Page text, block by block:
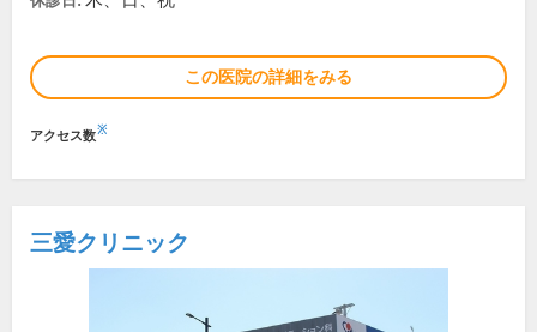
この医院の詳細をみる
アクセス数※
三愛クリニック